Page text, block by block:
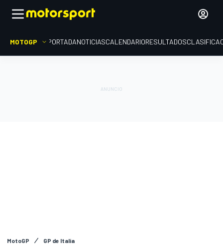
MOTOGP PORTADANOTICIASCALENDARIORESULTADOS
MotoGP GP de Italia